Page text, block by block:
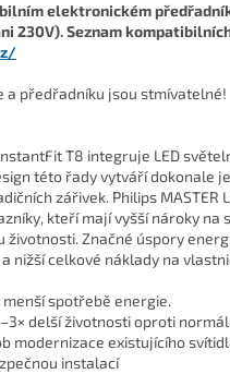
elektronickém
230V). Seznam
a předřadníku jsou stmívatelné!
T8 integruje LED
této řady vytváří dokonale
zářivek. Philips MASTER
kteří mají vyšší nároky na
životnosti. Značné úspory
nižší celkové náklady na
menší spotřebě energie.
delší životnosti oproti
modernizace existujícího
instalací